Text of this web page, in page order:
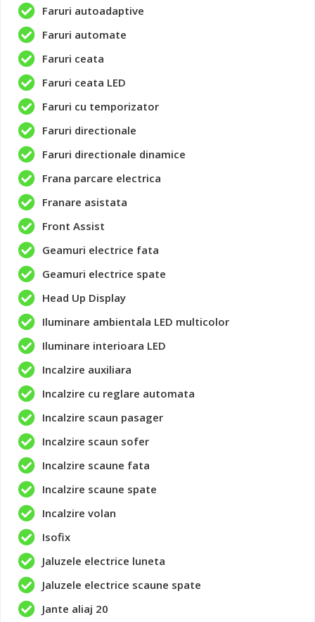
Faruri autoadaptive
Faruri automate
Faruri ceata
Faruri ceata LED
Faruri cu temporizator
Faruri directionale
Faruri directionale dinamice
Frana parcare electrica
Franare asistata
Front Assist
Geamuri electrice fata
Geamuri electrice spate
Head Up Display
Iluminare ambientala LED multicolor
Iluminare interioara LED
Incalzire auxiliara
Incalzire cu reglare automata
Incalzire scaun pasager
Incalzire scaun sofer
Incalzire scaune fata
Incalzire scaune spate
Incalzire volan
Isofix
Jaluzele electrice luneta
Jaluzele electrice scaune spate
Jante aliaj 20